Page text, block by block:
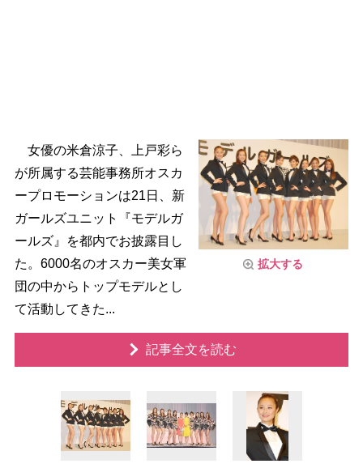
拡大する
女優の米倉涼子、上戸彩ら
が所属する芸能事務所オスカ
ープロモーションは21日、新
ガールズユニット『モデルガ
ールズ』を都内でお披露目し
た。6000名のオスカー美女軍
団の中からトップモデルとし
て活動してきた...
記事全文を読む